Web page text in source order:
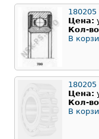
180205
Цена:
Кол-
В
180205
Цена:
Кол-
В